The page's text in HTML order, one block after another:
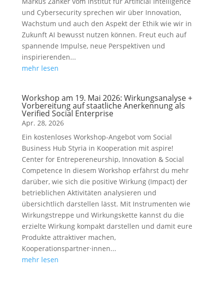
und Cybersecurity sprechen wir über Innovation,
Wachstum und auch den Aspekt der Ethik wie wir in
Zukunft AI bewusst nutzen können. Freut euch auf
spannende Impulse, neue Perspektiven und
inspirierenden...
mehr lesen
Workshop am 19. Mai 2026: Wirkungsanalyse +
Vorbereitung auf staatliche Anerkennung als
Verified Social Enterprise
Apr. 28, 2026
Ein kostenloses Workshop-Angebot vom Social
Business Hub Styria in Kooperation mit aspire!
Center for Entrepereneurship, Innovation & Social
Competence In diesem Workshop erfährst du mehr
darüber, wie sich die positive Wirkung (Impact) der
betrieblichen Aktivitäten analysieren und
übersichtlich darstellen lässt. Mit Instrumenten wie
Wirkungstreppe und Wirkungskette kannst du die
erzielte Wirkung kompakt darstellen und damit eure
Produkte attraktiver machen,
Kooperationspartner·innen...
mehr lesen